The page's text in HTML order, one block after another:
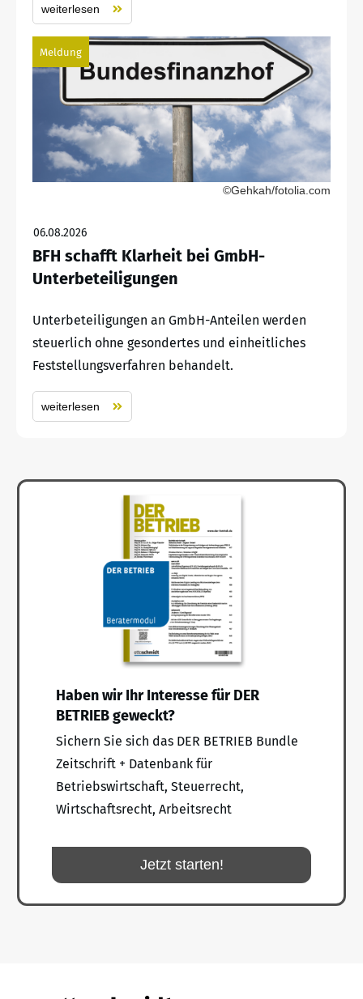
weiterlesen
Meldung
©Gehkah/fotolia.com
06.08.2026
BFH schafft Klarheit bei GmbH-
Unterbeteiligungen
Unterbeteiligungen an GmbH-Anteilen werden
steuerlich ohne gesondertes und einheitliches
Feststellungsverfahren behandelt.
weiterlesen
Haben wir Ihr Interesse für DER
BETRIEB geweckt?
Sichern Sie sich das DER BETRIEB Bundle
Zeitschrift + Datenbank für
Betriebswirtschaft, Steuerrecht,
Wirtschaftsrecht, Arbeitsrecht
Jetzt starten!